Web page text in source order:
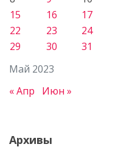
Май 2023
15
16 17
22
23 24
29
30 31
« Апр Июн »
Архивы